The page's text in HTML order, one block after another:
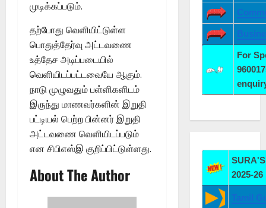
முடிக்கப்படும்.
தற்போது வெளியிட்டுள்ள
பொதுத்தேர்வு அட்டவணை
உத்தேச அடிப்படையில்
வெளியிடப்பட்டவையே ஆகும்.
நாடு முழுவதும் பள்ளிகளிடம்
இருந்து மாணவர்களின் இறுதி
பட்டியல் பெற்ற பின்னர் இறுதி
அட்டவணை வெளியிடப்படும்
என சிபிஎஸ்இ குறிப்பிட்டுள்ளது.
About The Author
For
2025-26
Tamil